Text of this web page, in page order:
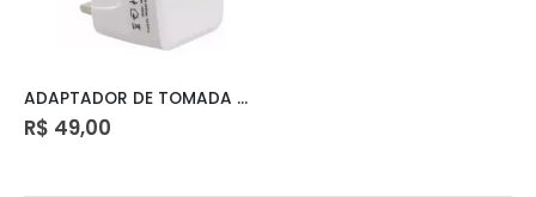
ADAPTADOR DE TOMADA UNIVERSAL C/USB
R$ 49,00